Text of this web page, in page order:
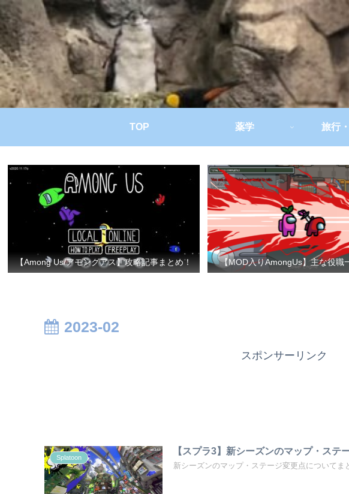
TOP 薬学 旅行
【Among Us/アモングアス】攻略記事まとめ！ 【MOD入りAmongUs】主な役職
2023-02
スポンサーリンク
Splatoon
【スプラ3】新シーズンのマップ・ステ
新シーズンのマップ・ステージ変更点についてま